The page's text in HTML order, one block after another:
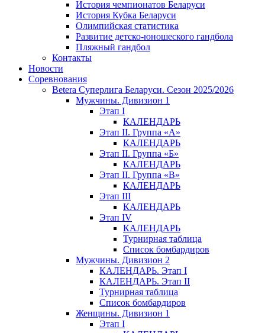
История чемпионатов Беларуси
История Кубка Беларуси
Олимпийская статистика
Развитие детско-юношеского гандбола
Пляжный гандбол
Контакты
Новости
Соревнования
Betera Суперлига Беларуси. Сезон 2025/2026
Мужчины. Дивизион 1
Этап I
КАЛЕНДАРЬ
Этап II. Группа «А»
КАЛЕНДАРЬ
Этап II. Группа «Б»
КАЛЕНДАРЬ
Этап II. Группа «В»
КАЛЕНДАРЬ
Этап III
КАЛЕНДАРЬ
Этап IV
КАЛЕНДАРЬ
Турнирная таблица
Список бомбардиров
Мужчины. Дивизион 2
КАЛЕНДАРЬ. Этап I
КАЛЕНДАРЬ. Этап II
Турнирная таблица
Список бомбардиров
Женщины. Дивизион 1
Этап I